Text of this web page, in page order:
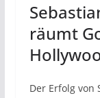
räumt
Der Erfolg von